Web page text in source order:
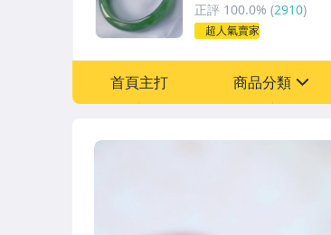
正評 100.0% (2910)
超人氣賣家
首頁主打 商品分類